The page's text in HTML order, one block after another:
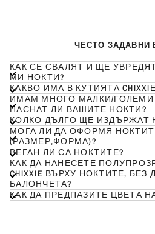
ЧЕСТО ЗАДАВНИ
КАК СЕ СВАЛЯТ И ЩЕ
МИ НОКТИ?
КАКВО ИМА В КУТИЯТА
ИМАМ МНОГО МАЛКИ/ГОЛЕМИ
ПАСНАТ ЛИ ВАШИТЕ НОКТИ?
КОЛКО ДЪЛГО ЩЕ ИЗДЪРЖАТ
МОГА ЛИ ДА ОФОРМЯ
(РАЗМЕР,ФОРМА)?
ВЕГАН ЛИ СА НОКТИТЕ?
КАК ДА НАНЕСЕТЕ
CHIXXIE ВЪРХУ НОКТИТЕ, БЕЗ
БАЛОНЧЕТА?
КАК ДА ПРЕДПАЗИТЕ ЦВЕТА